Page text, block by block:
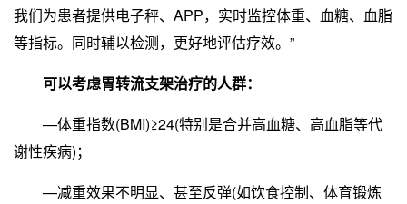
我们为患者提供电子秤、APP，实时监控体重、血糖、血脂
等指标。同时辅以检测，更好地评估疗效。”
可以考虑胃转流支架治疗的人群：
—体重指数(BMI)≥24(特别是合并高血糖、高血脂等代
谢性疾病)；
—减重效果不明显、甚至反弹(如饮食控制、体育锻炼